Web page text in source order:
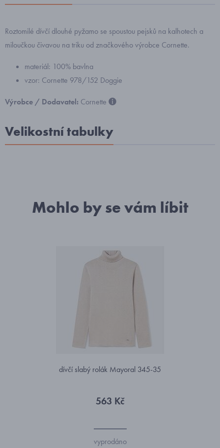
Roztomilé dívčí dlouhé pyžamo se spoustou pejsků na kalhotech a
miloučkou čivavou na triku od značkového výrobce Cornette.
materiál: 100% bavlna
vzor: Cornette 978/152 Doggie
Výrobce / Dodavatel: Cornette
Velikostní tabulky
Mohlo by se vám líbit
dívčí slabý rolák Mayoral 345-35
563 Kč
vyprodáno